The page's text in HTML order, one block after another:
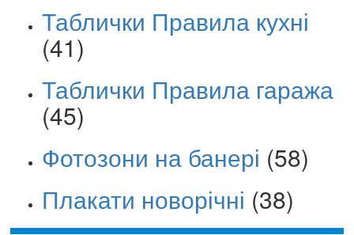
Таблички Правила кухні
(41)
Таблички Правила гаража
(45)
Фотозони на банері (58)
Плакати новорічні (38)